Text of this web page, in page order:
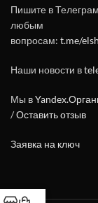
Пишите в
любым
вопросам: t.me/
Наши новости в
Мы в
/Оставить отзыв
Заявка на ключ